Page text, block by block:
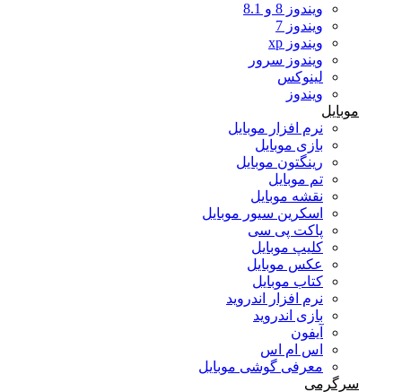
ویندوز 8 و 8.1
ویندوز 7
ویندوز xp
ویندوز سرور
لینوکس
ویندوز
موبایل
نرم افزار موبایل
بازی موبایل
رینگتون موبایل
تم موبایل
نقشه موبایل
اسکرین سیور موبایل
پاکت پی سی
کلیپ موبایل
عکس موبایل
کتاب موبایل
نرم افزار اندروید
بازی اندروید
آیفون
اس ام اس
معرفی گوشی موبایل
سرگرمی